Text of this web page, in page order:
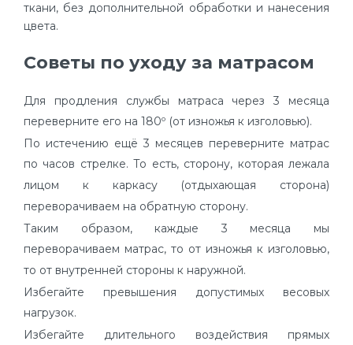
ткани, без дополнительной обработки и нанесения
цвета.
Советы по уходу за матрасом
Для продления службы матраса через 3 месяца
переверните его на 180º (от изножья к изголовью).
По истечению ещё 3 месяцев переверните матрас
по часов стрелке. То есть, сторону, которая лежала
лицом к каркасу (отдыхающая сторона)
переворачиваем на обратную сторону.
Таким образом, каждые 3 месяца мы
переворачиваем матрас, то от изножья к изголовью,
то от внутренней стороны к наружной.
Избегайте превышения допустимых весовых
нагрузок.
Избегайте длительного воздействия прямых